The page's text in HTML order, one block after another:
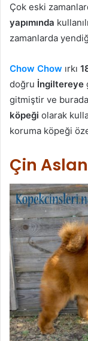
Çok eski
yapımında
zamanlarda
Chow Chow ırkı
doğru İngiltereye
gitmiştir ve
köpeği olarak
koruma köpeği
Çin